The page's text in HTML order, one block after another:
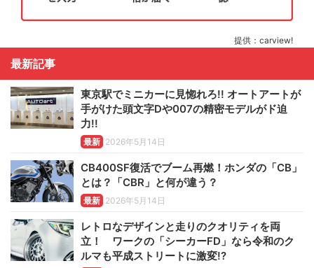
提供：carview!
最新記事
東京駅でミニカーに見惚れろ!! オートアートが
手がけた頭文字Dや007の精密モデルがド迫
力!!
最新 2026年5月14日
CB400SF復活でブーム再燃！ホンダの「CB」
とは？「CBR」と何が違う？
最新 2026年5月14日
レトロなデザインと走りのクオリティを両
立！ ワークの「シーカーFD」なら令和のク
ルマも平成ストリートに激変!?